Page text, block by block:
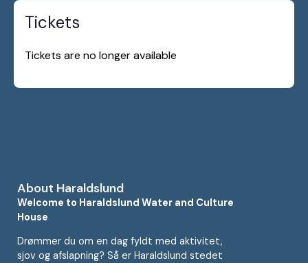
Tickets
Tickets are no longer available
About Haraldslund
Welcome to Haraldslund Water and Culture
House
Drømmer du om en dag fyldt med aktivitet,
sjov og afslapning? Så er Haraldslund stedet